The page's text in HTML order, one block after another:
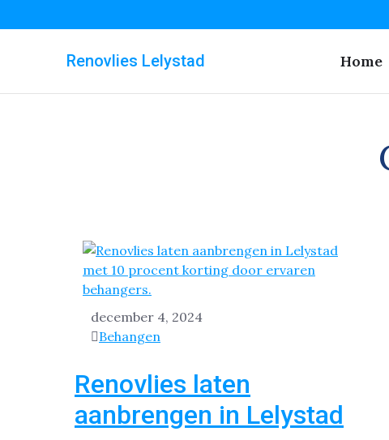
Renovlies Lelystad Home
december 4, 2024
Behangen
Renovlies laten
aanbrengen in Lelystad